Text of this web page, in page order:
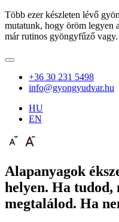
Több ezer készleten lévő
mutatunk, hogy öröm legyen
már rutinos gyöngyfűző vagy.
+36 30 231 5498
info@gyongyudvar.hu
HU
EN
Alapanyagok
helyen. Ha tudod,
megtalálod. Ha